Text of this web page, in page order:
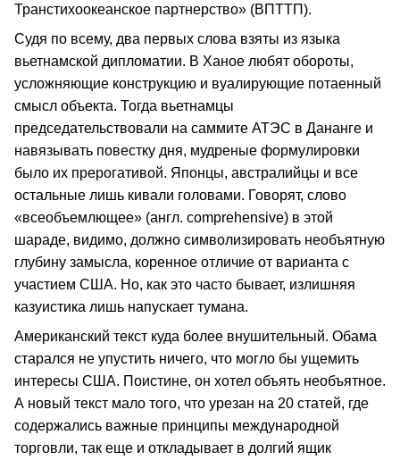
Транстихоокеанское партнерство» (ВПТТП).
Судя по всему, два первых слова взяты из языка
вьетнамской дипломатии. В Ханое любят обороты,
усложняющие конструкцию и вуалирующие потаенный
смысл объекта. Тогда вьетнамцы
председательствовали на саммите АТЭС в Дананге и
навязывать повестку дня, мудреные формулировки
было их прерогативой. Японцы, австралийцы и все
остальные лишь кивали головами. Говорят, слово
«всеобъемлющее» (англ. comprehensive) в этой
шараде, видимо, должно символизировать необъятную
глубину замысла, коренное отличие от варианта с
участием США. Но, как это часто бывает, излишняя
казуистика лишь напускает тумана.
Американский текст куда более внушительный. Обама
старался не упустить ничего, что могло бы ущемить
интересы США. Поистине, он хотел объять необъятное.
А новый текст мало того, что урезан на 20 статей, где
содержались важные принципы международной
торговли, так еще и откладывает в долгий ящик